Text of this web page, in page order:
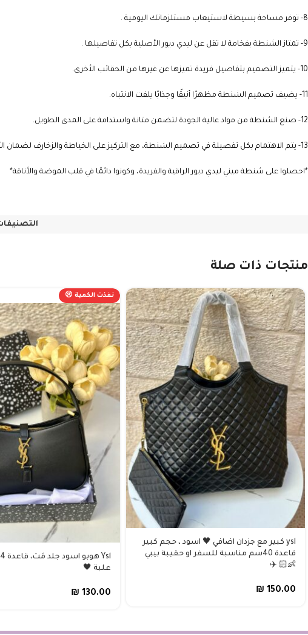
8- توفر مساحة بسيطة لاستيعاب مستلزماتك اليومية .
9- تمتاز الشنطة بفخامة لا تقل عن ليدي ديور الأصلية بكل تفاصيلها .
10- يتميز التصميم بتفاصيل فريدة تميزها عن غيرها من الحقائب الأخرى.
11- يضيف تصميم الشنطة مظهرًا أنيقًا وجذابًا يلفت الانتباه.
12- صنع الشنطة من مواد عالية الجودة لتضمن متانة واستدامة على المدى الطويل.
13- يتم الاهتمام بكل تفصيلة في تصميم الشنطة، مع التركيز على الخياطة والزخارف لضمان الأناقة والفخامة .
*احصلوا على شنطة ميني ليدي ديور الراقية والفريدة، وكونوا دائمًا في قلب الموضة والأناقة*
منتجات ذات صلة
ysl كبير مع جزدان اضافي 🖤 اسود ، حجم كبير
قاعدة 40سم مناسبة للسفر او حقيبة بيبي
👶🏻 ✈️
₪ 150.00
نفذت الكمية 😢
علبة 🖤
₪ 130.00